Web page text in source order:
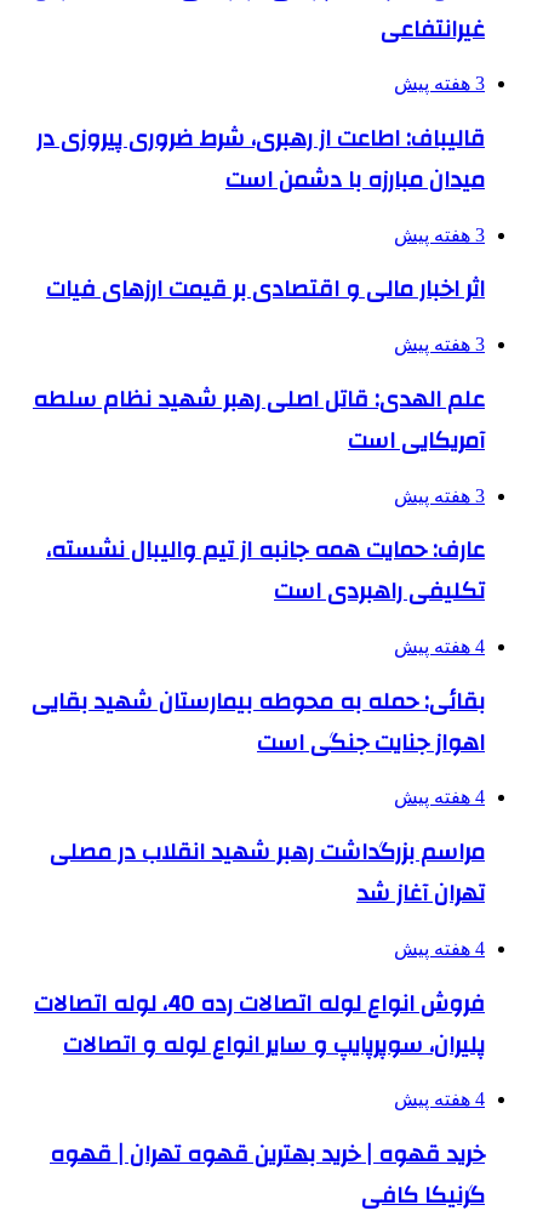
غیرانتفاعی
3 هفته پیش
قالیباف: اطاعت از رهبری، شرط ضروری پیروزی در
میدان مبارزه با دشمن است
3 هفته پیش
اثر اخبار مالی و اقتصادی بر قیمت ارزهای فیات
3 هفته پیش
علم الهدی: قاتل اصلی رهبر شهید نظام سلطه
آمریکایی است
3 هفته پیش
عارف: حمایت همه جانبه از تیم والیبال نشسته،
تکلیفی راهبردی است
4 هفته پیش
بقائی: حمله به محوطه بیمارستان شهید بقایی
اهواز جنایت جنگی است
4 هفته پیش
مراسم بزرگداشت رهبر شهید انقلاب در مصلی
تهران آغاز شد
4 هفته پیش
فروش انواع لوله اتصالات رده 40، لوله اتصالات
پلیران، سوپرپایپ و سایر انواع لوله و اتصالات
4 هفته پیش
خرید قهوه | خرید بهترین قهوه تهران | قهوه
گرنیکا کافی